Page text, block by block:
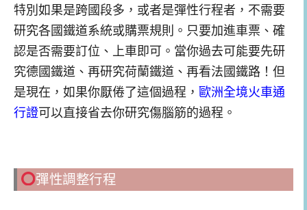
特別如果是跨國段多，或者是彈性行程者，不需要
研究各國鐵道系統或購票規則。只要加進車票、確
認是否需要訂位、上車即可。當你過去可能要先研
究德國鐵道、再研究荷蘭鐵道、再看法國鐵路！但
是現在，如果你厭倦了這個過程， 歐洲全境火車通
行證可以直接省去你研究傷腦筋的過程。
彈性調整行程